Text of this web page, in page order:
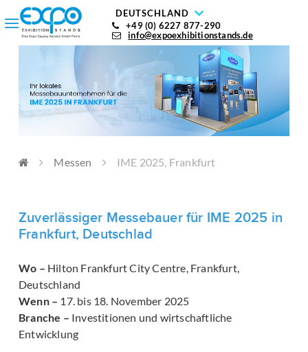
DEUTSCHLAND
+49 (0) 6227 877-290
info@expoexhibitionstands.de
Messen IME 2025, Frankfurt
Zuverlässiger Messebauer für IME 2025 in
Frankfurt, Deutschlad
Wo – Hilton Frankfurt City Centre, Frankfurt,
Deutschland
Wenn – 17. bis 18. November 2025
Branche – Investitionen und wirtschaftliche
Entwicklung